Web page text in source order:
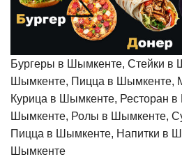
Бургеры в Шымкенте, Стейки в
Шымкенте, Пицца в Шымкенте,
Курица в Шымкенте, Ресторан
Шымкенте, Ролы в Шымкенте,
Пицца в Шымкенте, Напитки в
Шымкенте